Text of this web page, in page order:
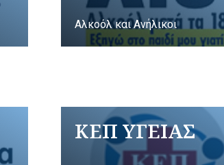
Αλκοόλ και Ανήλικοι
ΚΕΠ ΥΓΕΙΑΣ